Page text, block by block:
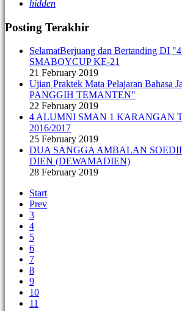
hidden
Posting Terakhir
SelamatBerjuang dan Bertanding DI
SMABOYCUP KE-21
21 February 2019
Ujian Praktek Mata Pelajaran Bahasa
PANGGIH TEMANTEN"
22 February 2019
4 ALUMNI SMAN 1 KARANGAN
2016/2017
25 February 2019
DUA SANGGA AMBALAN
DIEN (DEWAMADIEN)
28 February 2019
Start
Prev
3
4
5
6
7
8
9
10
11